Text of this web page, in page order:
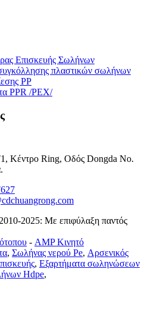
Επισκευής Σωλήνων
πλαστικών σωλήνων
PP
PPR /PEX/
Κέντρο Ring, Οδός Dongda Νο.
2025: Με επιφύλαξη παντός
- AMP Κινητό
, Σωλήνας νερού Pe, Αρσενικός
, Εξαρτήματα σωληνώσεων
Hdpe,